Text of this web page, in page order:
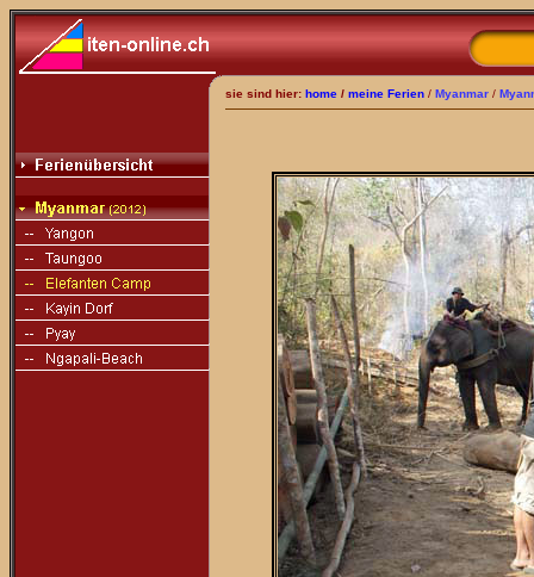
sie sind hier: home / meine Ferien / Myanmar /